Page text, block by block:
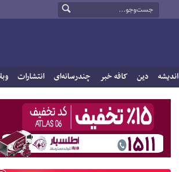
اندیشه دین کافه خبر چندرسانه‌ای انتشارات